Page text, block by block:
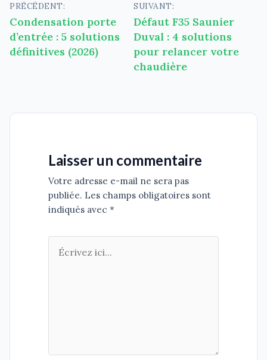
Navigation
de
l’article
PRÉCÉDENT:
Condensation porte
d’entrée : 5 solutions
définitives (2026)
SUIVANT:
Défaut F35 Saunier
Duval : 4 solutions
pour relancer votre
chaudière
Laisser un commentaire
Votre adresse e-mail ne sera pas
publiée. Les champs obligatoires sont
indiqués avec *